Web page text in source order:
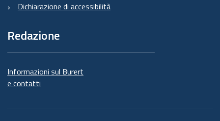
Dichiarazione di accessibilità
Redazione
Informazioni sul Burert
e contatti